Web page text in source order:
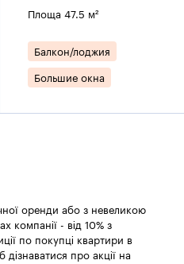
Площа 47.5 м²
Балкон/лоджия
Большие окна
оренди або з невеликою
компанії - від 10% з
по покупці квартири в
про акції на